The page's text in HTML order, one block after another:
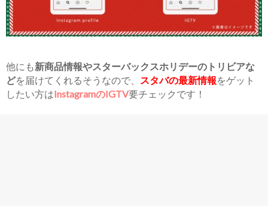
他にも新商品情報やスターバックスホリデーのトリビアな
どを届けてくれるそうなので、 スタバの最新情報をゲット
したい方はInstagramのIGTV要チェックです！